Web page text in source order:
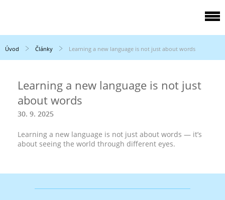
Úvod Články Learning a new language is not just about words
Learning a new language is not just
about words
30. 9. 2025
Learning a new language is not just about words — it’s
about seeing the world through different eyes.